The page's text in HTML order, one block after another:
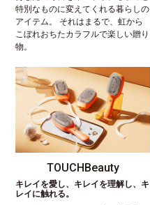
特別なものに変えてくれる暮らしの
アイテム。 それはまるで、虹から
こぼれおちたカラフルで楽しい贈り
物。
TOUCHBeauty
キレイを愛し、キレイを理解し、キ
レイに触れる。